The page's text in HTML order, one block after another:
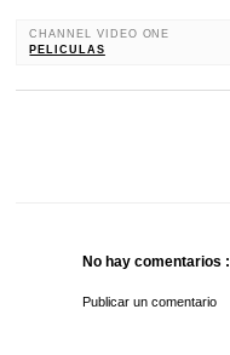
CHANNEL VIDEO ONE
PELICULAS
No hay comentarios :
Publicar un comentario